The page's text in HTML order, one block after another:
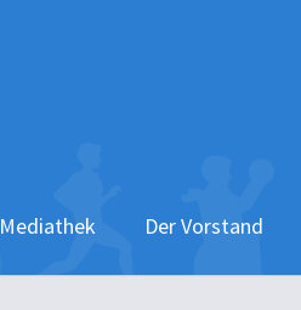
Mediathek Der Vorstand